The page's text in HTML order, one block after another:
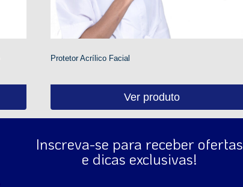
Protetor Acrílico Facial
Ver produto
Inscreva-se para receber ofertas
e dicas exclusivas!